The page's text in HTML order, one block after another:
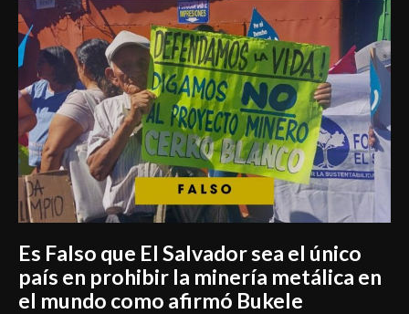
Es Falso que El Salvador sea el único
país en prohibir la minería metálica en
el mundo como afirmó Bukele